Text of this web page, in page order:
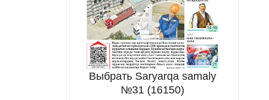
Выбрать Saryarqa samaly
№31 (16150)